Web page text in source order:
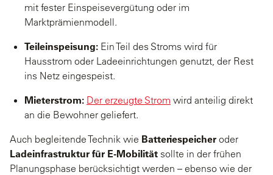
mit fester Einspeisevergütung oder im
Marktprämienmodell.
Teileinspeisung: Ein Teil des Stroms wird für
Hausstrom oder Ladeeinrichtungen genutzt, der Rest
ins Netz eingespeist.
Mieterstrom: Der erzeugte Strom wird anteilig direkt
an die Bewohner geliefert.
Auch begleitende Technik wie Batteriespeicher oder
Ladeinfrastruktur für E-Mobilität sollte in der frühen
Planungsphase berücksichtigt werden – ebenso wie der